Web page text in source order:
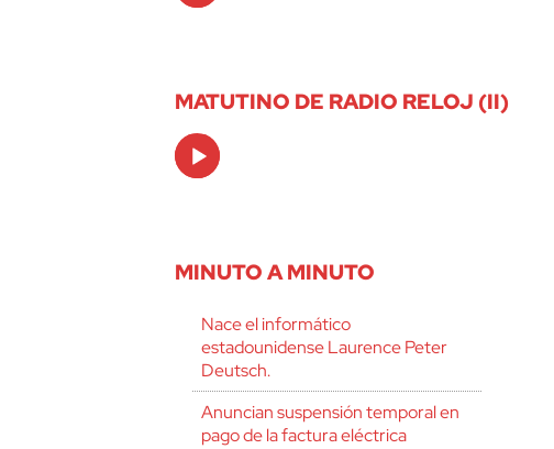
MATUTINO DE RADIO RELOJ (II)
Audio
Player
MINUTO A MINUTO
Nace el informático
estadounidense Laurence Peter
Deutsch.
Anuncian suspensión temporal en
pago de la factura eléctrica